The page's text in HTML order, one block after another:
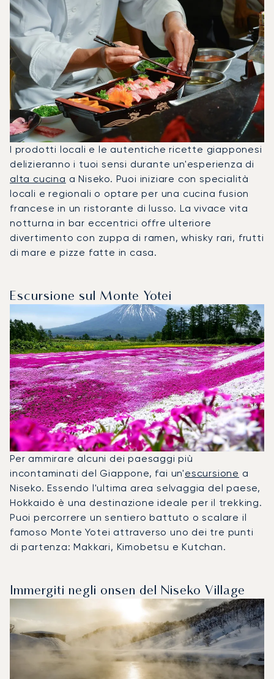
I prodotti locali e le autentiche ricette giapponesi
delizieranno i tuoi sensi durante un'esperienza di
alta cucina a Niseko. Puoi iniziare con specialità
locali e regionali o optare per una cucina fusion
francese in un ristorante di lusso. La vivace vita
notturna in bar eccentrici offre ulteriore
divertimento con zuppa di ramen, whisky rari, frutti
di mare e pizze fatte in casa.
Escursione sul Monte Yotei
Per ammirare alcuni dei paesaggi più
incontaminati del Giappone, fai un'escursione a
Niseko. Essendo l'ultima area selvaggia del paese,
Hokkaido è una destinazione ideale per il trekking.
Puoi percorrere un sentiero battuto o scalare il
famoso Monte Yotei attraverso uno dei tre punti
di partenza: Makkari, Kimobetsu e Kutchan.
Immergiti negli onsen del Niseko Village